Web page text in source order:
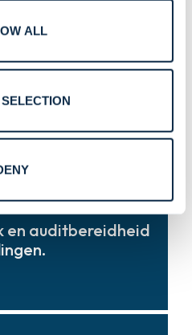
ALL
een verhoogd
en
zonder de
en auditbereidheid